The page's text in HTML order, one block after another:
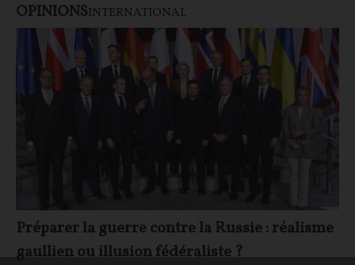
OPINIONSINTERNATIONAL
Préparer la guerre contre la Russie : réalisme
gaullien ou illusion fédéraliste ?